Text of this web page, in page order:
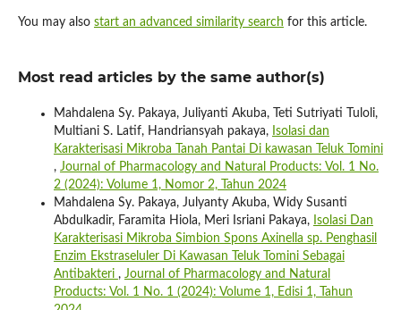
You may also start an advanced similarity search for this article.
Most read articles by the same author(s)
Mahdalena Sy. Pakaya, Juliyanti Akuba, Teti Sutriyati Tuloli,
Multiani S. Latif, Handriansyah pakaya, Isolasi dan
Karakterisasi Mikroba Tanah Pantai Di kawasan Teluk Tomini
, Journal of Pharmacology and Natural Products: Vol. 1 No.
2 (2024): Volume 1, Nomor 2, Tahun 2024
Mahdalena Sy. Pakaya, Julyanty Akuba, Widy Susanti
Abdulkadir, Faramita Hiola, Meri Isriani Pakaya, Isolasi Dan
Karakterisasi Mikroba Simbion Spons Axinella sp. Penghasil
Enzim Ekstraseluler Di Kawasan Teluk Tomini Sebagai
Antibakteri , Journal of Pharmacology and Natural
Products: Vol. 1 No. 1 (2024): Volume 1, Edisi 1, Tahun